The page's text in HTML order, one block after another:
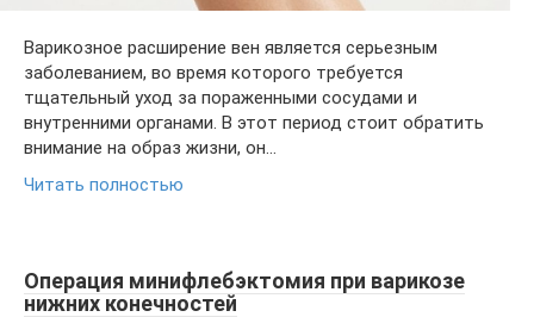
Варикозное расширение вен является серьезным
заболеванием, во время которого требуется
тщательный уход за пораженными сосудами и
внутренними органами. В этот период стоит обратить
внимание на образ жизни, он…
Читать полностью
Операция минифлебэктомия при варикозе
нижних конечностей